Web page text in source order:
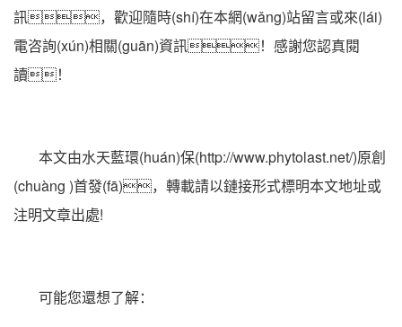
訊，歡迎隨時(shí)在本網(wǎng)站留言或來(lái)
電咨詢(xún)相關(guān)資訊！感謝您認真閱
讀！
本文由水天藍環(huán)保(http://www.phytolast.net/)原創
(chuàng )首發(fā)，轉載請以鏈接形式標明本文地址或
注明文章出處!
可能您還想了解：